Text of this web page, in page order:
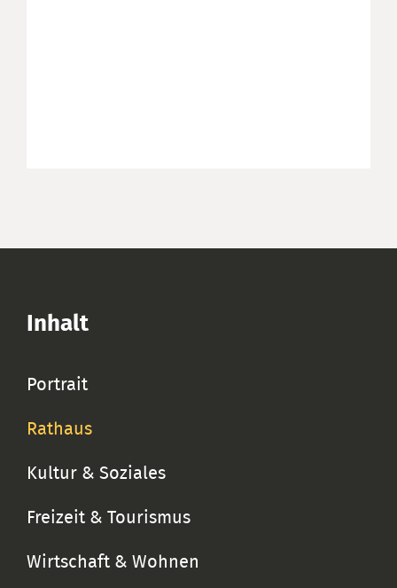
Inhalt
Portrait
Rathaus
Kultur & Soziales
Freizeit & Tourismus
Wirtschaft & Wohnen